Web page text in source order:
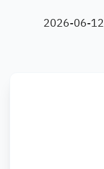
2026-06-12